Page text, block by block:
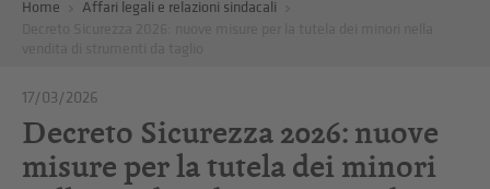
Home
Affari legali e relazioni sindacali
17/03/2026
Decreto Sicurezza 2026: nuove
misure per la tutela dei minori